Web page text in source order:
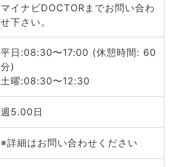
マイナビDOCTORまでお問い合わ
せ下さい。
平日:08:30〜17:00 (休憩時間: 60
分)
土曜:08:30〜12:30
週5.00日
※詳細はお問い合わせください